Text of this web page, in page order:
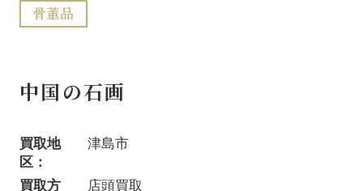
骨董品
中国の石画
買取地
区：
津島市
買取方
店頭買取